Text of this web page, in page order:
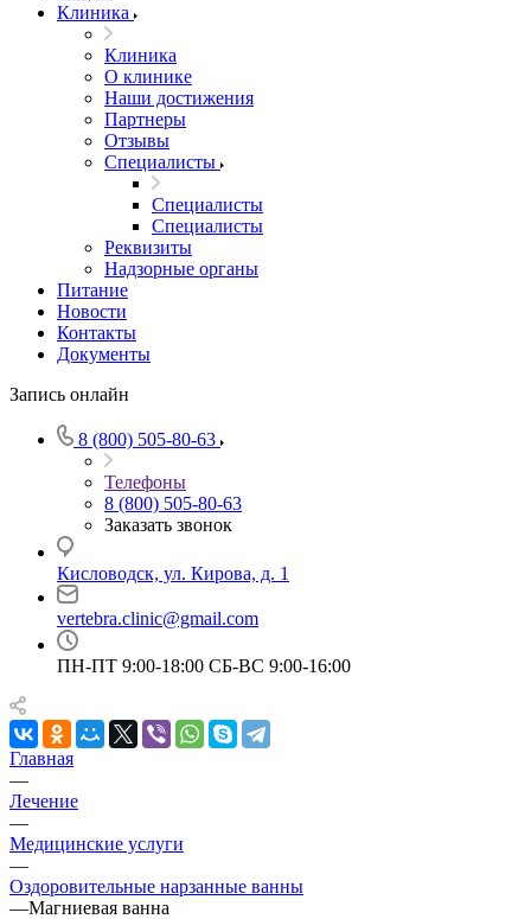
Клиника
Клиника
О клинике
Наши достижения
Партнеры
Отзывы
Специалисты
Специалисты
Специалисты
Реквизиты
Надзорные органы
Питание
Новости
Контакты
Документы
Запись онлайн
8 (800) 505-80-63
Телефоны
8 (800) 505-80-63
Заказать звонок
Кисловодск, ул. Кирова, д. 1
vertebra.clinic@gmail.com
ПН-ПТ 9:00-18:00 СБ-ВС 9:00-16:00
Главная
—
Лечение
—
Медицинские услуги
—
Оздоровительные нарзанные ванны
—Магниевая ванна